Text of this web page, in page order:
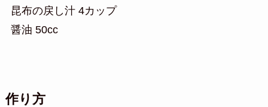
昆布の戻し汁 4カップ
醤油 50cc
作り方